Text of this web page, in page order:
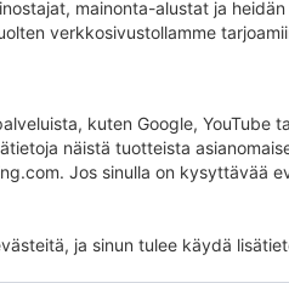
mainonta-alustat ja
verkkosivustollamme
kuten Google, YouTube
näistä tuotteista
Jos sinulla on kysyttävää
ja sinun tulee käydä